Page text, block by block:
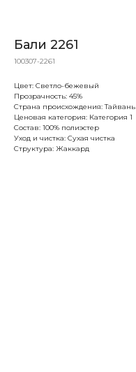
Бали 2261
100307-2261
Цвет: Светло-бежевый
Прозрачность: 45%
Страна происхождения: Тайвань
Ценовая категория: Категория 1
Состав: 100% полиэстер
Уход и чистка: Сухая чистка
Структура: Жаккард